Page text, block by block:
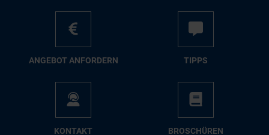
AN­GE­BOT AN­FOR­DERN TIPPS
KON­TAKT BRO­SCHÜ­REN